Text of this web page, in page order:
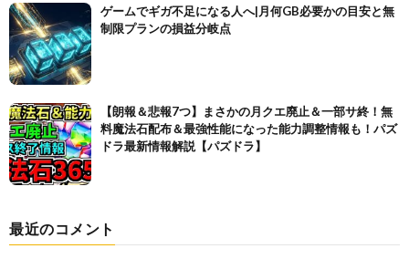
ゲームでギガ不足になる人へ|月何GB必要かの目安と無
制限プランの損益分岐点
【朗報＆悲報7つ】まさかの月クエ廃止＆一部サ終！無
料魔法石配布＆最強性能になった能力調整情報も！パズ
ドラ最新情報解説【パズドラ】
最近のコメント